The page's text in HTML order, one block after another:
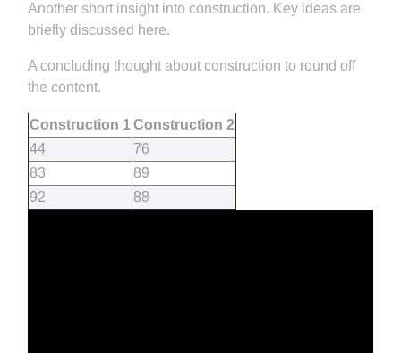
Another short insight into construction. Key ideas are
briefly discussed here.
A concluding thought about construction to round off
the content.
Construction 1Construction 2
44
76
83
89
92
88